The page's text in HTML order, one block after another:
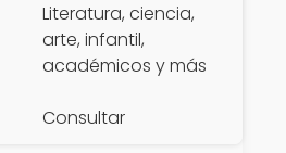
Literatura, ciencia,
arte, infantil,
académicos y más
Consultar